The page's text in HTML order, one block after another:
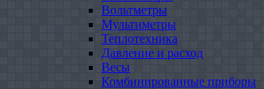
Вольтметры
Мультиметры
Теплотехника
Давление и расход
Весы
Комбинированные приборы